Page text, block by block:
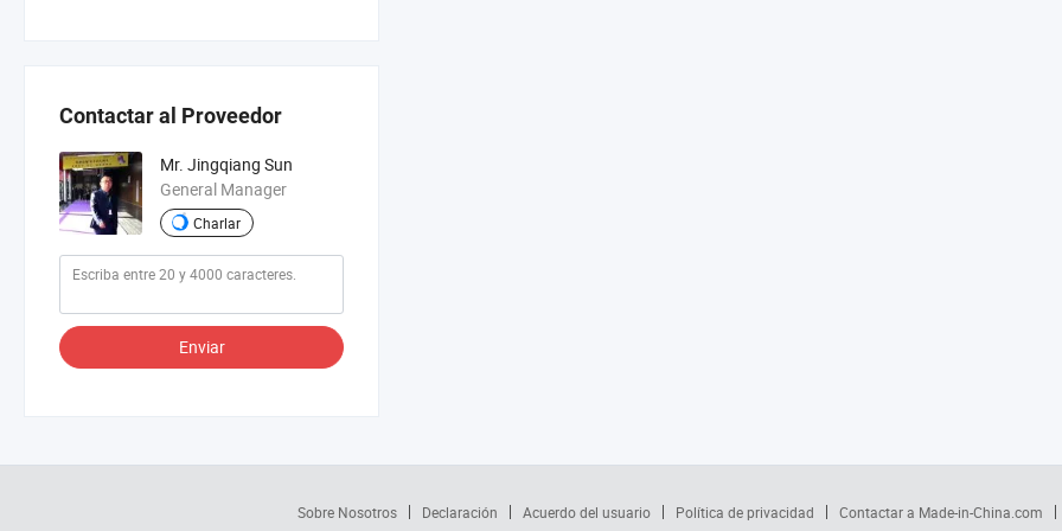
Contactar al Proveedor
Mr. Jingqiang Sun
General Manager
Charlar
Enviar
Sobre Nosotros Declaración Acuerdo del usuario Política de privacidad Contactar a Made-in-China.com